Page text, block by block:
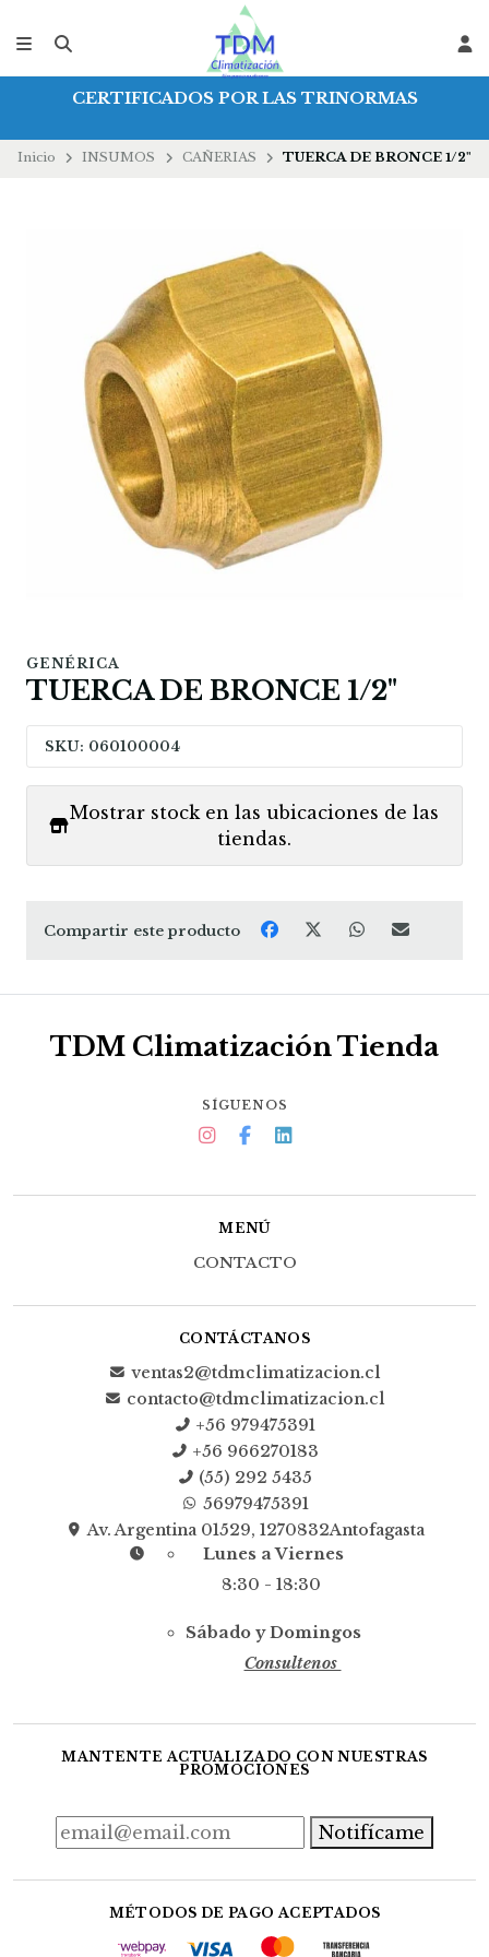
CERTIFICADOS POR LAS TRINORMAS
Inicio INSUMOS CAÑERIAS TUERCA DE BRONCE 1/2"
GENÉRICA
TUERCA DE BRONCE 1/2"
SKU: 060100004
Mostrar stock en las ubicaciones de las
tiendas.
Compartir este producto
TDM Climatización Tienda
SÍGUENOS
MENÚ
CONTACTO
CONTÁCTANOS
ventas2@tdmclimatizacion.cl
contacto@tdmclimatizacion.cl
+56 979475391
+56 966270183
(55) 292 5435
56979475391
Av. Argentina 01529, 1270832Antofagasta
Lunes a Viernes
8:30 - 18:30
Sábado y Domingos
Consultenos
MANTENTE ACTUALIZADO CON NUESTRAS
PROMOCIONES
Notifícame
MÉTODOS DE PAGO ACEPTADOS